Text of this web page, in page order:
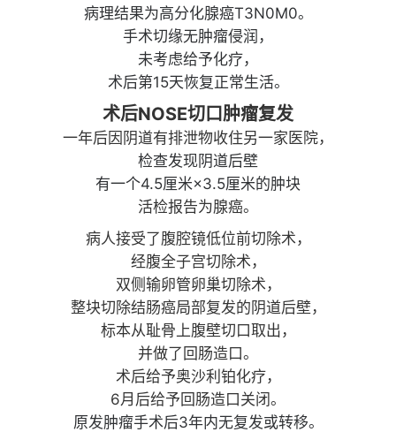
病理结果为高分化腺癌T3N0M0。
手术切缘无肿瘤侵润，
未考虑给予化疗，
术后第15天恢复正常生活。
术后NOSE切口肿瘤复发
一年后因阴道有排泄物收住另一家医院，
检查发现阴道后壁
有一个4.5厘米×3.5厘米的肿块
活检报告为腺癌。
病人接受了腹腔镜低位前切除术，
经腹全子宫切除术，
双侧输卵管卵巢切除术，
整块切除结肠癌局部复发的阴道后壁，
标本从耻骨上腹壁切口取出，
并做了回肠造口。
术后给予奥沙利铂化疗，
6月后给予回肠造口关闭。
原发肿瘤手术后3年内无复发或转移。